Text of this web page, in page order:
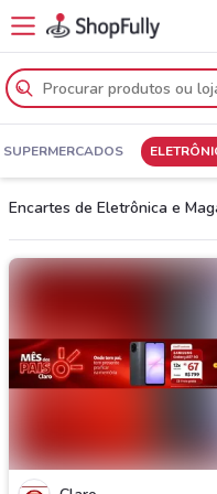
SUPERMERCADOS
Encartes de Eletrônica e